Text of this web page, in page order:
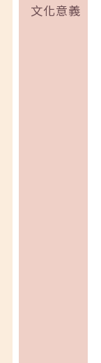
文化意義